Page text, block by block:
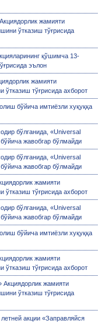
жамияти
ўтказиш тўғрисида
қўшимча 13-
эълон
жамияти
ўтказиш тўғрисида ахборот
бўйича имтиёзли хуқуққа
бўлганида, «Universal
жавобгар бўлмайди
бўлганида, «Universal
жавобгар бўлмайди
жамияти
ўтказиш тўғрисида ахборот
бўлганида, «Universal
жавобгар бўлмайди
бўйича имтиёзли хуқуққа
жамияти
ўтказиш тўғрисида ахборот
Акциядорлик жамияти
ўтказиш тўғрисида
акции «Заправляйся